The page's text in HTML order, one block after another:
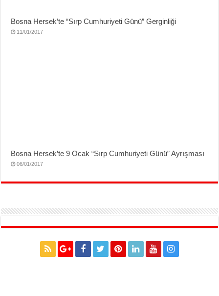
Bosna Hersek’te “Sırp Cumhuriyeti Günü” Gerginliği
11/01/2017
Bosna Hersek’te 9 Ocak “Sırp Cumhuriyeti Günü” Ayrışması
06/01/2017